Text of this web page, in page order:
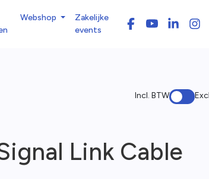
Webshop
Zakelijke
events
FacebookYouTubeLinkedIn
Incl. BTW
Link Cable